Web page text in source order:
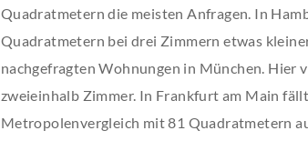
Quadratmetern die meisten Anfragen. In
Quadratmetern bei drei Zimmern etwas
nachgefragten Wohnungen in München. Hier
zweieinhalb Zimmer. In Frankfurt am Main
Metropolenvergleich mit 81 Quadratmetern